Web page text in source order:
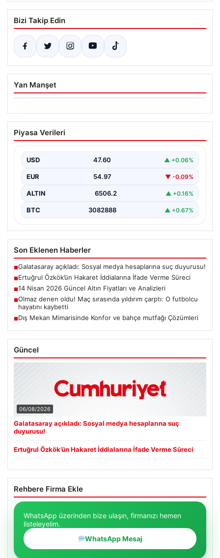
Bizi Takip Edin
Yan Manşet
06.08.2026
Ertuğrul Özkök’ün Hakaret İddialarına
İfade Verme Süreci
Cumhurbaşkanına hakaret iddialarıyla yürütülen
soruşturma kapsamında İstanbul Adalet…
Piyasa Verileri
USD 47.60 ▲ +0.06%
EUR 54.97 ▼ -0.09%
ALTIN 6506.2 ▲ +0.16%
BTC 3082888 ▲ +0.67%
Son Eklenen Haberler
■Galatasaray açıkladı: Sosyal medya hesaplarına suç duyurusu!
■Ertuğrul Özkök’ün Hakaret İddialarına İfade Verme Süreci
■14 Nisan 2026 Güncel Altın Fiyatları ve Analizleri
■Olmaz denen oldu! Maç sırasında yıldırım çarptı: O futbolcu
hayatını kaybetti
■Dış Mekan Mimarisinde Konfor ve bahçe mutfağı Çözümleri
Güncel
06/08/2026
Galatasaray açıkladı: Sosyal medya hesaplarına suç
duyurusu!
Ertuğrul Özkök’ün Hakaret İddialarına İfade Verme Süreci
Rehbere Firma Ekle
WhatsApp üzerinden bize ulaşın, firmanızı hemen
listeleyelim.
WhatsApp Mesaj